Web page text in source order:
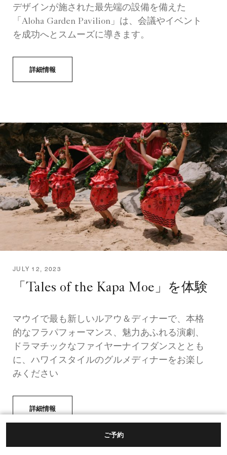
ご予約
デザインが施された最先端の設備を備えた
「Aloha Garden Pavilion」は、会議やイベント
を成功へとスムーズに導きます。
詳細情報
JULY 12, 2023
「Tales of the Kapa Moe」を体験
マウイで最も新しいルアウ＆ディナーで、本格
的なフラパフォーマンス、魅力あふれる演劇、
ドラマチックなファイヤーナイフダンスととも
に、ハワイスタイルのグルメディナーをお楽し
みください
詳細情報